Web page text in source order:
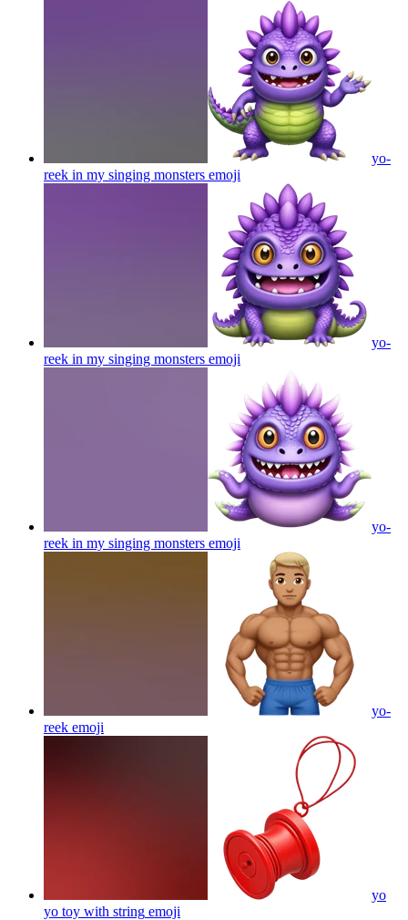
yo-
reek in my singing monsters emoji
yo-
reek in my singing monsters emoji
yo-
reek in my singing monsters emoji
yo-
reek emoji
yo
yo toy with string emoji